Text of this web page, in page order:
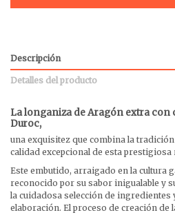
Descripción
Detalles del producto
La longaniza de Aragón extra con
Duroc,
una exquisitez que combina la
calidad excepcional de esta prestigiosa
Este embutido, arraigado en la cultura
reconocido por su sabor inigualable y
la cuidadosa selección de ingredientes
elaboración. El proceso de creación de